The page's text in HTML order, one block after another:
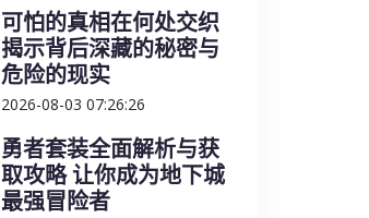
可怕的真相在何处交织
揭示背后深藏的秘密与
危险的现实
2026-08-03 07:26:26
勇者套装全面解析与获
取攻略 让你成为地下城
最强冒险者